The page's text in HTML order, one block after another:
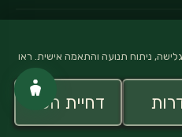
ניתוח תנועה והתאמה אישית. ראו
דחיית הכל